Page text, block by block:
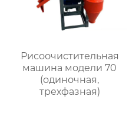
Рисоочистительная
машина модели 70
(одиночная,
трехфазная)